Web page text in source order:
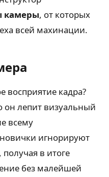
камеры, от которых
всей махинации.
восприятие кадра?
он лепит визуальный
всему
игнорируют
в итоге
без малейшей